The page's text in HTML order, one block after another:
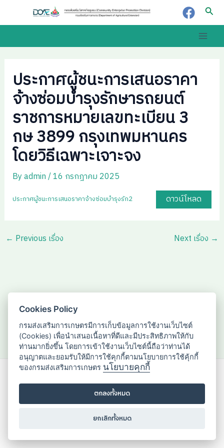
Main
ประกาศผู้ชนะการเสนอราคา
จ้างซ่อมบำรุงรักษารถยนต์
ราชการหมายเลขทะเบียน 3
กษ 3899 กรุงเทพมหานคร
โดยวิธีเฉพาะเจาะจง
Byadmin/16 กรกฎาคม 2025
ประกาศผู้ชนะการเสนอราคาจ้างซ่อมบำรุงรัก2 ดาวน์โหลด
navigation
← Previous เรื่อง Next เรื่อง →
กองส่งเสริมวิสาหกิจชุมชน
2143/1 ถนนพหลโยธิน แขวงลาดยาว
เขตจตุจักร กรุงเทพมหานคร 10900
Cookies Policy
กรมส่งเสริมการเกษตรมีการเก็บข้อมูลการใช้งานเว็บไซต์
(Cookies) เพื่อนำเสนอเนื้อหาที่ดีและมีประสิทธิภาพให้กับ
ท่านมากยิ่งขึ้น โดยการเข้าใช้งานเว็บไซต์นี้ถือว่าท่านได้
อนุญาตและยอมรับให้มีการใช้คุกกี้ตามนโยบายการใช้คุ้กกี้
ของกรมส่งเสริมการเกษตร นโยบายคุกกี้
ตกลงทั้งหมด
ยกเลิกทั้งหมด